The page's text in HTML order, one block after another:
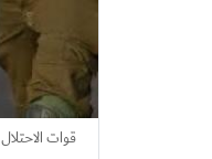
قوات الاحتلال